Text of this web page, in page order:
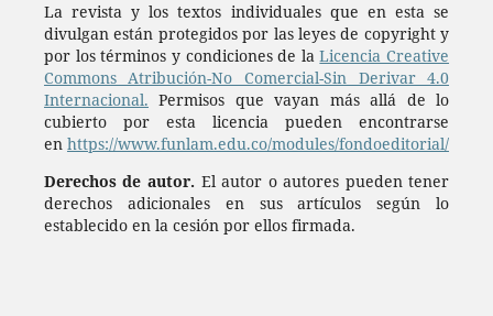
La revista y los textos individuales que en esta se
divulgan están protegidos por las leyes de copyright y
por los términos y condiciones de laLicencia Creative
Commons Atribución-No Comercial-Sin Derivar 4.0
Internacional. Permisos que vayan más allá de lo
cubierto por esta licencia pueden encontrarse
en https://www.funlam.edu.co/modules/fondoeditorial/
Derechos de autor. El autor o autores pueden tener
derechos adicionales en sus artículos según lo
establecido en la cesión por ellos firmada.